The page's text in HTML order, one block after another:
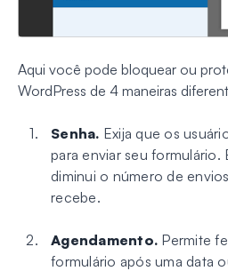
Aqui você pode bloquear ou
WordPress de 4 maneiras
Senha. Exija que os
para enviar seu
diminui o número de
recebe.
Agendamento. Permite
formulário após uma data